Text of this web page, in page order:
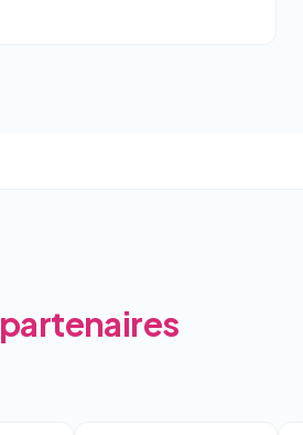
partenaires